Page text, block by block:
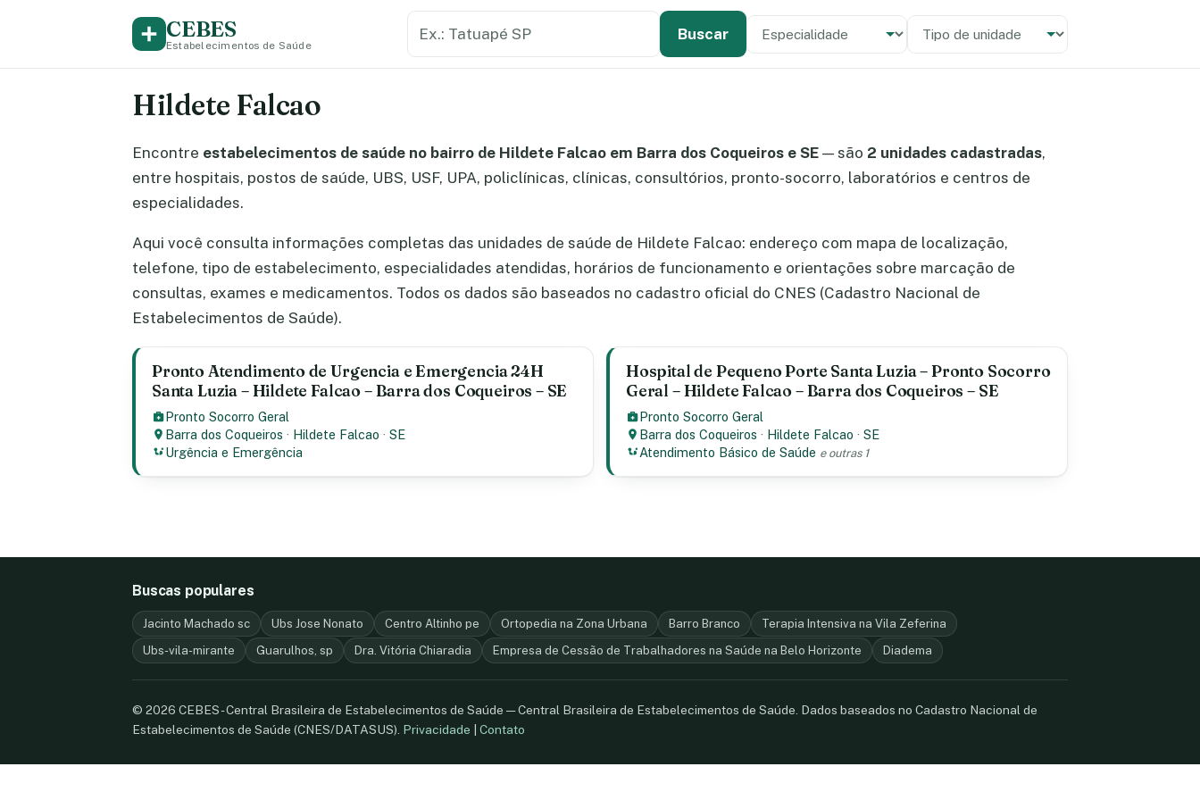
CEBES
Estabelecimentos de Saúde
Buscar Especialidade
Tipo de unidade
Hildete Falcao
Encontre estabelecimentos de saúde no bairro de Hildete Falcao em Barra dos Coqueiros e SE — são 2 unidades cadastradas,
entre hospitais, postos de saúde, UBS, USF, UPA, policlínicas, clínicas, consultórios, pronto-socorro, laboratórios e centros de
especialidades.
Aqui você consulta informações completas das unidades de saúde de Hildete Falcao: endereço com mapa de localização,
telefone, tipo de estabelecimento, especialidades atendidas, horários de funcionamento e orientações sobre marcação de
consultas, exames e medicamentos. Todos os dados são baseados no cadastro oficial do CNES (Cadastro Nacional de
Estabelecimentos de Saúde).
Pronto Atendimento de Urgencia e Emergencia 24H
Santa Luzia – Hildete Falcao – Barra dos Coqueiros – SE
Pronto Socorro Geral
Barra dos Coqueiros · Hildete Falcao ·SE
Urgência e Emergência
Hospital de Pequeno Porte Santa Luzia – Pronto Socorro
Geral – Hildete Falcao – Barra dos Coqueiros – SE
Pronto Socorro Geral
Barra dos Coqueiros · Hildete Falcao ·SE
Atendimento Básico de Saúde e outras 1
Buscas populares
Jacinto Machado sc Ubs Jose Nonato Centro Altinho pe Ortopedia na Zona Urbana Barro Branco
Terapia Intensiva na Vila Zeferina
Ubs-vila-mirante
Guarulhos, sp Dra. Vitória Chiaradia Empresa de Cessão de Trabalhadores na Saúde na Belo Horizonte Diadema
© 2026 CEBES - Central Brasileira de Estabelecimentos de Saúde — Central Brasileira de Estabelecimentos de Saúde. Dados baseados no Cadastro Nacional de
Estabelecimentos de Saúde (CNES/DATASUS). Privacidade Contato